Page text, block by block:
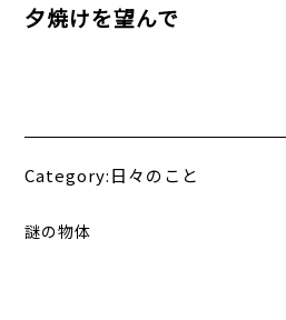
夕焼けを望んで
Category:日々のこと
謎の物体